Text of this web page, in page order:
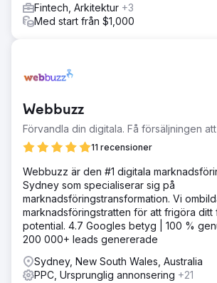
Gå till byråsida
Fintech, Arkitektur +3
Med start från $1,000
Webbuzz
Förvandla din digitala. Få försäljningen
11 recensioner
Webbuzz är den #1 digitala
Sydney som specialiserar sig på
marknadsföringstransformation. Vi
marknadsföringstratten för att frigöra ditt
potential. 4.7 Googles betyg | 100 %
200 000+ leads genererade
Sydney, New South Wales, Australia
PPC, Ursprunglig annonsering +21